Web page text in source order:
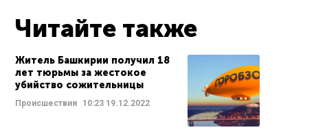
Читайте также
Житель Башкирии получил 18
лет тюрьмы за жестокое
убийство сожительницы
Происшествия 10:23 19.12.2022